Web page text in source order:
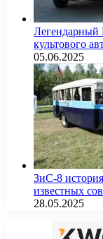
Легендарный
культового
05.06.2025
ЗиС-8
известных
28.05.2025